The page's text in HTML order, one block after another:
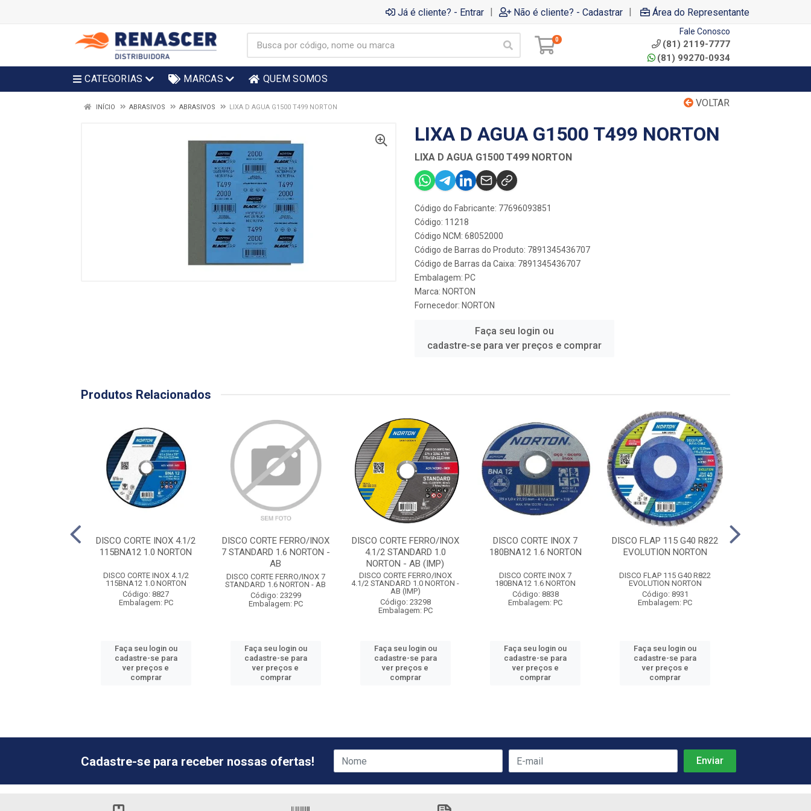
Já é cliente? - Entrar | Não é cliente? - Cadastrar | Área do Representante
0
Fale Conosco
(81) 2119-7777
(81) 99270-0934
CATEGORIAS MARCAS QUEM SOMOS
VOLTAR
INÍCIO ABRASIVOS ABRASIVOS LIXA D AGUA G1500 T499 NORTON
LIXA D AGUA G1500 T499 NORTON
LIXA D AGUA G1500 T499 NORTON
Código do Fabricante: 77696093851
Código: 11218
Código NCM: 68052000
Código de Barras do Produto: 7891345436707
Código de Barras da Caixa: 7891345436707
Embalagem: PC
Marca: NORTON
Fornecedor: NORTON
Faça seu login ou
cadastre-se para ver preços e comprar
Produtos Relacionados
DISCO CORTE INOX 4.1/2
115BNA12 1.0 NORTON
DISCO CORTE INOX 4.1/2
115BNA12 1.0 NORTON
Código: 8827
Embalagem: PC
Faça seu login ou
cadastre-se para
ver preços e
comprar
DISCO CORTE FERRO/INOX
7 STANDARD 1.6 NORTON -
AB
DISCO CORTE FERRO/INOX 7
STANDARD 1.6 NORTON - AB
Código: 23299
Embalagem: PC
Faça seu login ou
cadastre-se para
ver preços e
comprar
DISCO CORTE FERRO/INOX
4.1/2 STANDARD 1.0
NORTON - AB (IMP)
DISCO CORTE FERRO/INOX
4.1/2 STANDARD 1.0 NORTON -
AB (IMP)
Código: 23298
Embalagem: PC
Faça seu login ou
cadastre-se para
ver preços e
comprar
DISCO CORTE INOX 7
180BNA12 1.6 NORTON
DISCO CORTE INOX 7
180BNA12 1.6 NORTON
Código: 8838
Embalagem: PC
Faça seu login ou
cadastre-se para
ver preços e
comprar
DISCO FLAP 115 G40 R822
EVOLUTION NORTON
DISCO FLAP 115 G40 R822
EVOLUTION NORTON
Código: 8931
Embalagem: PC
Faça seu login ou
cadastre-se para
ver preços e
comprar
Cadastre-se para receber nossas ofertas!